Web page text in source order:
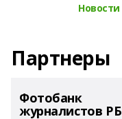
Новости
Партнеры
Фотобанк
журналистов РБ